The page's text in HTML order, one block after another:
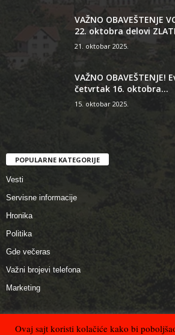
VAŽNO OBAVEŠTENJE
22. oktobra delovi
21. oktobar 2025.
VAŽNO OBAVEŠTENJE!
četvrtak 16. oktobra...
15. oktobar 2025.
POPULARNE KATEGORIJE
Vesti
Servisne informacije
Hronika
Politika
Gde večeras
Važni brojevi telefona
Marketing
Ovaj sajt koristi kolačiće kako bi